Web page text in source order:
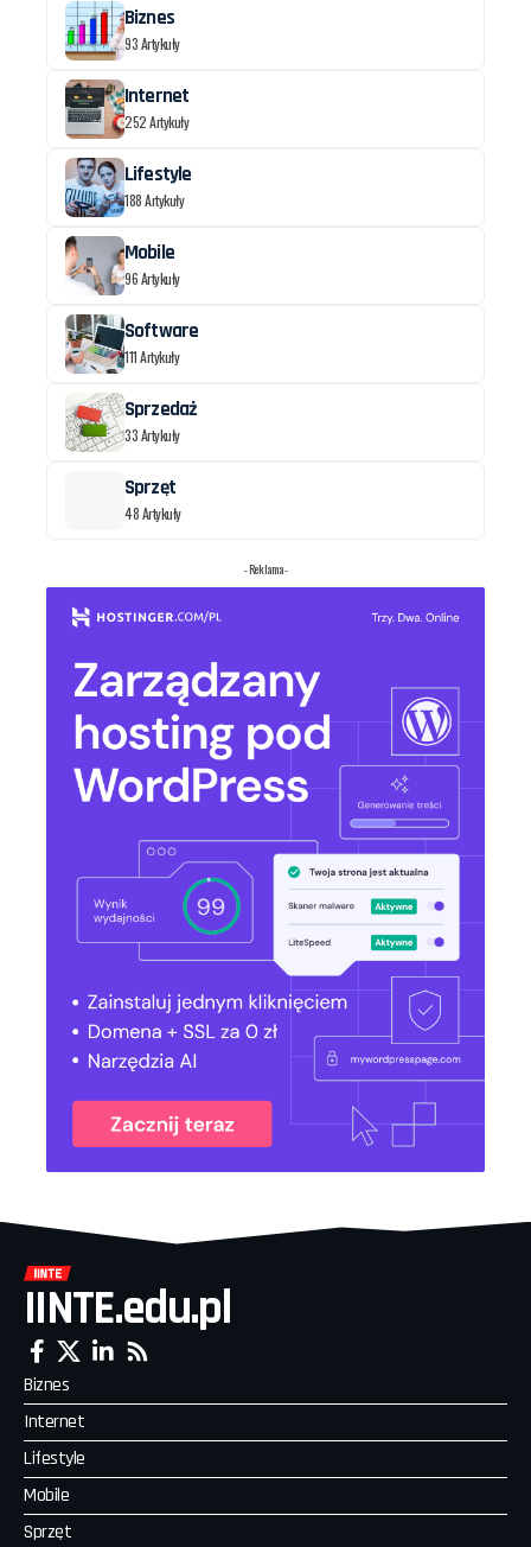
Biznes
93 Artykuły
Internet
252 Artykuły
Lifestyle
188 Artykuły
Mobile
96 Artykuły
Software
111 Artykuły
Sprzedaż
33 Artykuły
Sprzęt
48 Artykuły
- Reklama -
IINTE.edu.pl
Biznes
Internet
Lifestyle
Mobile
Sprzęt